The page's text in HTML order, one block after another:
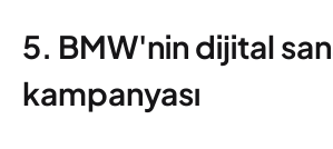
5. BMW'nin dijital
kampanyası